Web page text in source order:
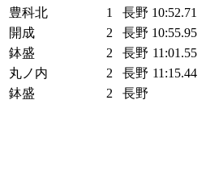
豊科北 1 長野 10:52.71
開成 2 長野 10:55.95
鉢盛 2 長野 11:01.55
丸ノ内 2 長野 11:15.44
鉢盛 2 長野